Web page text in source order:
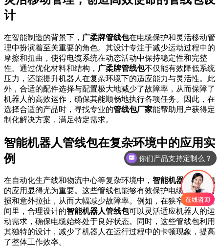
计
在智能制造的背景下， 广柔牌管线包在电缆保护和灵活移动管
理中扮演着至关重要的角色。其设计专注于减少运动过程中的
摩擦和扭曲，使得电缆系统在动态活动中保持稳定性和完整
性。通过优化材料和结构， 广柔牌管线包不仅能有效降低系统
压力，还能提升机器人在复杂环境下的适应能力与灵活性。此
外，合适的配件选择与配置极大地减少了故障率，从而保障了
机器人的高效运作，确保其能顺畅地执行各项任务。因此，在
选择合适的产品时，寻找专业的管线包厂家能帮助用户获得定
制化解决方案，满足特定需求。
智能机器人管线包在复杂环境中的应用实
例
在自动化生产线和物流中心等复杂环境中， 智能机器人管线包
的应用显得尤为重要。这些管线包能够有效保护电缆，防止磨
损和意外拉扯，从而大幅减少故障率。例如，在狭窄的作业空
间里，合理设计的智能机器人管线包可以灵活适应机器人的运
动需求，确保电缆始终处于良好状态。同时，这些管线包利用
其独特的设计，减少了机器人在运行过程中的卡顿现象，提高
了整体工作效率。
你们产品支持定制么？